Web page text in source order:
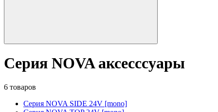
Серия NOVA аксесссуары
6 товаров
Серия NOVA SIDE 24V [mono]